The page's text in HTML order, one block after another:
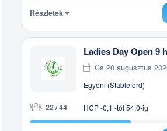
Részletek
Ladies Day Open 9
Cs 20 augusztus
Egyéni (Stableford)
22 / 44 HCP -0,1 -tól 54,0-ig